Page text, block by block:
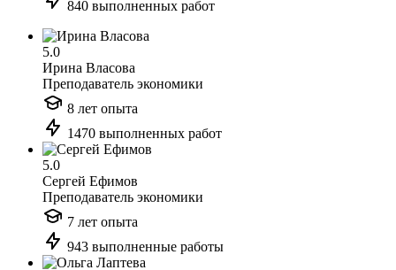
840 выполненных работ
5.0
Ирина Власова
Преподаватель экономики
8 лет опыта
1470 выполненных работ
5.0
Сергей Ефимов
Преподаватель экономики
7 лет опыта
943 выполненные работы